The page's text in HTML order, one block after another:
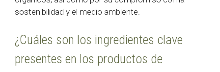
sostenibilidad y el medio ambiente.
¿Cuáles son los ingredientes clave
presentes en los productos de